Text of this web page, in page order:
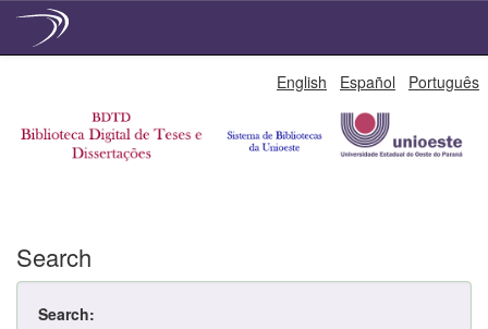
English Español Português
Search
Search: